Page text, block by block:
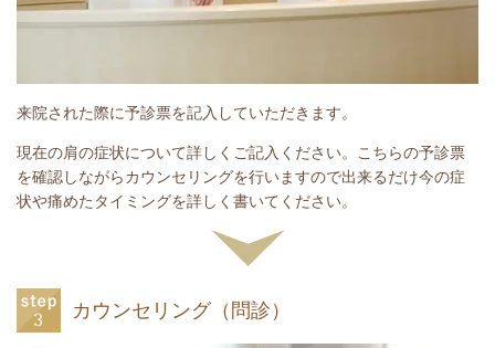
来院された際に予診票を記入していただきます。
現在の肩の症状について詳しくご記入ください。こちらの予診票
を確認しながらカウンセリングを行いますので出来るだけ今の症
状や痛めたタイミングを詳しく書いてください。
カウンセリング（問診）